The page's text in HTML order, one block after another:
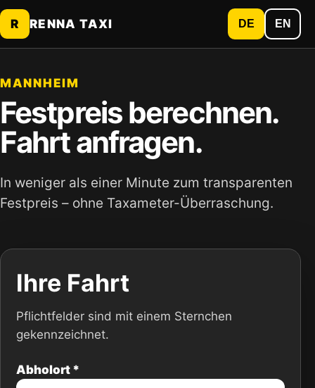
R RENNA TAXI DE EN
MANNHEIM
Festpreis berechnen.
Fahrt anfragen.
In weniger als einer Minute zum transparenten
Festpreis – ohne Taxameter-Überraschung.
Ihre Fahrt
Pflichtfelder sind mit einem Sternchen
gekennzeichnet.
Abholort *